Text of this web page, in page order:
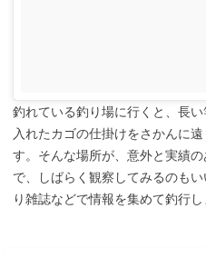
釣れている釣り場に行くと、長
入れたカゴの仕掛けをさかんに
す。そんな場所が、意外と実績
で、しばらく観察してみるのも
り雑誌などで情報を集めて釣行し